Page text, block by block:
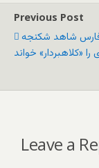
Previous Post
شاهد شکنجه
را «کلاهبردار» خواند
Leave a